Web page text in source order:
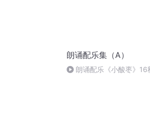
朗诵配乐集（A）
朗诵配乐《小酸枣》16